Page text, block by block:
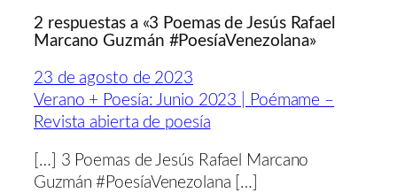
2 respuestas a «3 Poemas de Jesús Rafael
Marcano Guzmán #PoesíaVenezolana»
23 de agosto de 2023
Verano + Poesía: Junio 2023 | Poémame –
Revista abierta de poesía
[…] 3 Poemas de Jesús Rafael Marcano
Guzmán #PoesíaVenezolana […]